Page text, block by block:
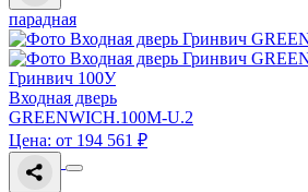
парадная
Гринвич 100У
Входная дверь
GREENWICH.100M-U.2
Цена: от 194 561 ₽